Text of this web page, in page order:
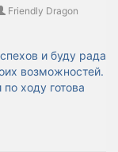
Friendly Dragon
и буду рада
возможностей.
ходу готова